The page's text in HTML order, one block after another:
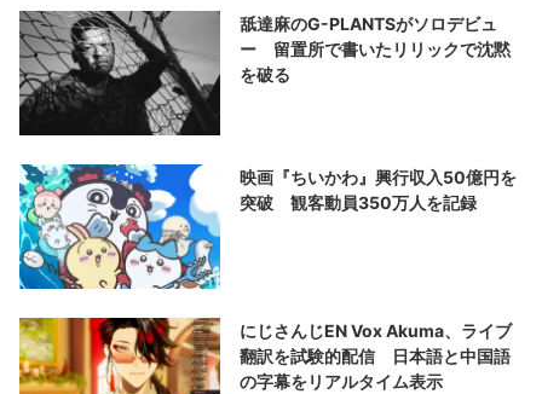
舐達麻のG-PLANTSがソロデビュ
ー 留置所で書いたリリックで沈黙
を破る
映画『ちいかわ』興行収入50億円を
突破 観客動員350万人を記録
にじさんじEN Vox Akuma、ライブ
翻訳を試験的配信 日本語と中国語
の字幕をリアルタイム表示